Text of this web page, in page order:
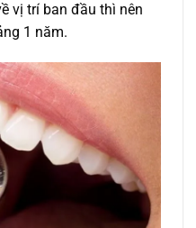
vị trí ban đầu thì nên
1 năm.